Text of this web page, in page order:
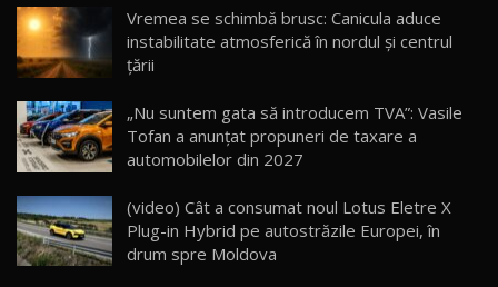
17
30:08
Noul Geely EX5 EM-i care a cucerit Moldova
AutoBlog.MD
23:36
20
Noul ZEEKR 7X / Test Drive AutoBlog.MD
29:08
Vremea se schimbă brusc: Canicula aduce
instabilitate atmosferică în nordul și centrul
țării
„Nu suntem gata să introducem TVA”: Vasile
Tofan a anunțat propuneri de taxare a
automobilelor din 2027
(video) Cât a consumat noul Lotus Eletre X
Plug-in Hybrid pe autostrăzile Europei, în
drum spre Moldova